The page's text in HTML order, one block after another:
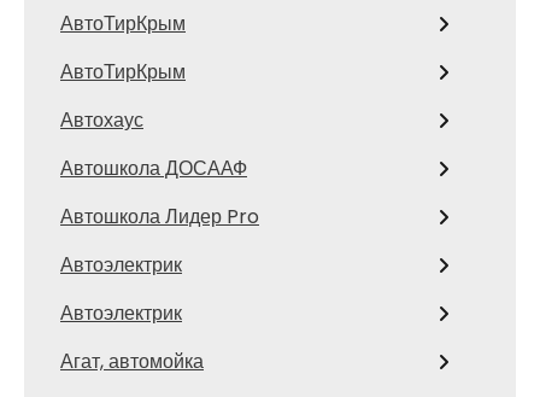
АвтоТирКрым
АвтоТирКрым
Автохаус
Автошкола ДОСААФ
Автошкола Лидер Pro
Автоэлектрик
Автоэлектрик
Агат, автомойка